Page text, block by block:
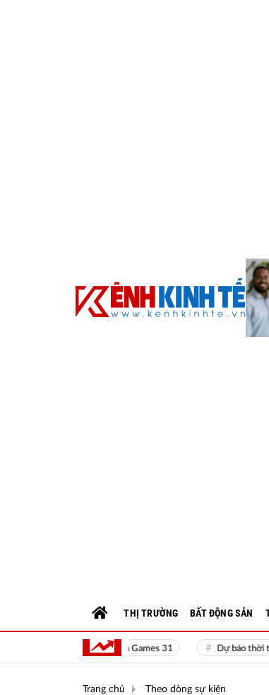
Sea Games 31 Dự báo thời tiết
THỊ TRƯỜNG BẤT ĐỘNG SẢN
Trang chủ Theo dòng sự kiện